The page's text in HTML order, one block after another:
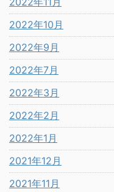
2022年10月
2022年9月
2022年7月
2022年3月
2022年2月
2022年1月
2021年12月
2021年11月